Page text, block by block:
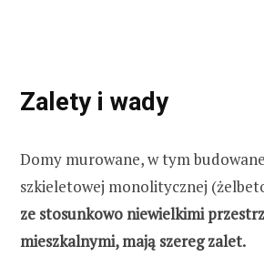
Zalety i wady
Domy murowane, w tym
szkieletowej monolitycznej
ze stosunkowo niewielkimi
mieszkalnymi, mają szereg zalet.